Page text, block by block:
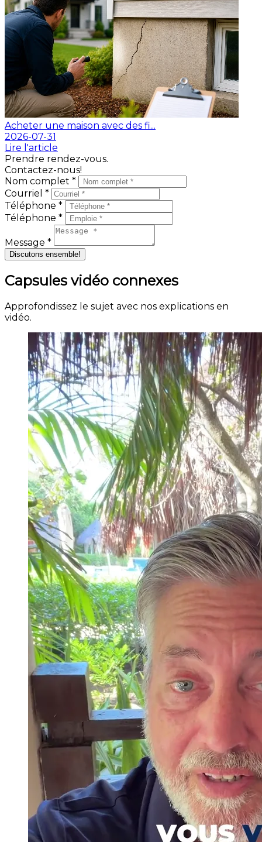
Acheter une maison avec des fi...
2026-07-31
Lire l'article
Prendre rendez-vous.
Contactez-nous!
Nom complet *
Courriel *
Téléphone *
Téléphone *
Message *
Discutons ensemble!
Capsules vidéo connexes
Approfondissez le sujet avec nos explications en
vidéo.